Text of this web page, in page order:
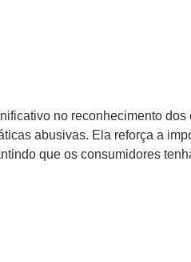
no reconhecimento
abusivas. Ela reforça a
que os consumidores